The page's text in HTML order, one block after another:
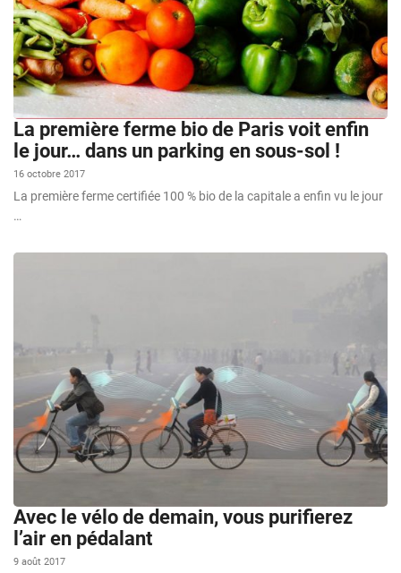
La première ferme bio de Paris voit enfin
le jour… dans un parking en sous-sol !
16 octobre 2017
La première ferme certifiée 100 % bio de la capitale a enfin vu le jour
…
Avec le vélo de demain, vous purifierez
l’air en pédalant
9 août 2017